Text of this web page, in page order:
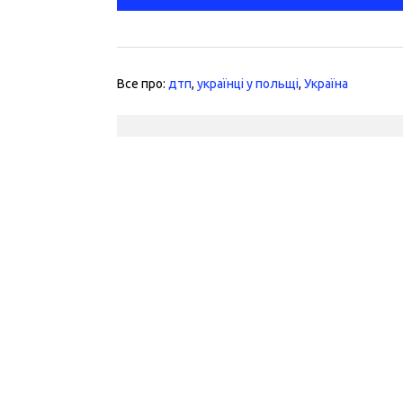
Все про:дтп,українці у польщі,Україна